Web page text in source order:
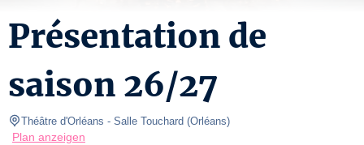
Présentation de
saison 26/27
Théâtre d'Orléans - Salle Touchard (Orléans)
Plan anzeigen